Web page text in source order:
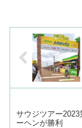
サウジツアー
ーヘンが勝利